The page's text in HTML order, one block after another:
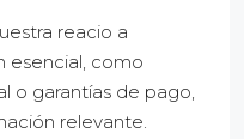
reacio a
esencial, como
o garantías de pago,
relevante.